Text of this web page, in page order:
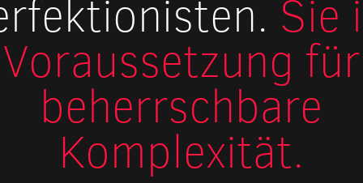
Sie
Voraussetzung für
beherrschbare
Komplexität.